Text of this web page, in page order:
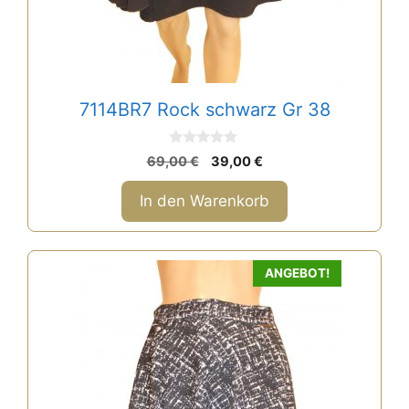
7114BR7 Rock schwarz Gr 38
0
v
o
n
5
69,00€
Ursprünglicher
Preis
war:
69,00 €
39,00€Aktueller
Preis
ist:
39,00 €.
In den Warenkorb
ANGEBOT!